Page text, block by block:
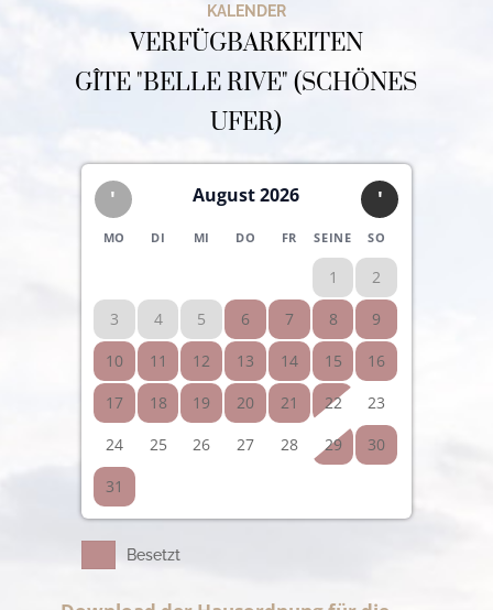
KALENDER
VERFÜGBARKEITEN
GÎTE "BELLE RIVE" (SCHÖNES
UFER)
' '
August 2026
MO DI MI DO FR SEINE SO
1
2
3
4 5 6 7 8
9
10
11 12 13 14 15
16
17
18 19 20 21 22
23
24
25 26 27 28 29
30
31
Besetzt